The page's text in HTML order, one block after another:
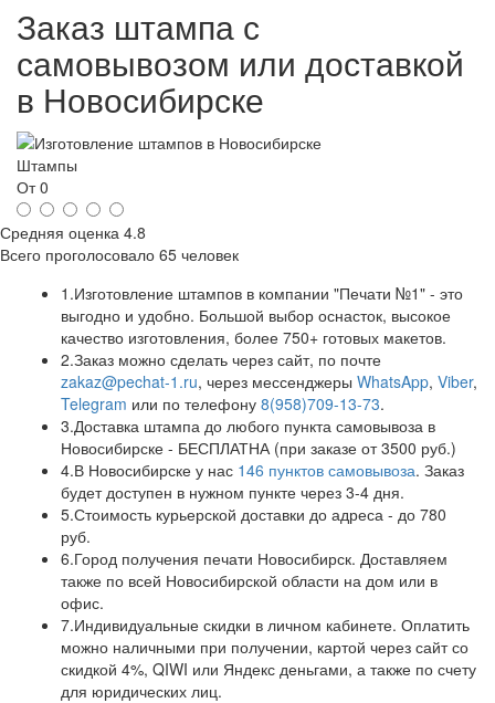
Заказ штампа с
самовывозом или доставкой
в Новосибирске
Штампы
От 0
Средняя оценка 4.8
Всего проголосовало 65 человек
1.Изготовление штампов в компании "Печати №1" - это
выгодно и удобно. Большой выбор оснасток, высокое
качество изготовления, более 750+ готовых макетов.
2.Заказ можно сделать через сайт, по почте
zakaz@pechat-1.ru, через мессенджеры WhatsApp, Viber,
Telegram или по телефону 8(958)709-13-73.
3.Доставка штампа до любого пункта самовывоза в
Новосибирске - БЕСПЛАТНА (при заказе от 3500 руб.)
4.В Новосибирске у нас 146 пунктов самовывоза. Заказ
будет доступен в нужном пункте через 3-4 дня.
5.Стоимость курьерской доставки до адреса - до 780
руб.
6.Город получения печати Новосибирск. Доставляем
также по всей Новосибирской области на дом или в
офис.
7.Индивидуальные скидки в личном кабинете. Оплатить
можно наличными при получении, картой через сайт со
скидкой 4%, QIWI или Яндекс деньгами, а также по счету
для юридических лиц.